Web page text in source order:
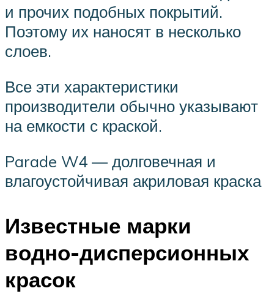
и прочих подобных покрытий.
Поэтому их наносят в несколько
слоев.
Все эти характеристики
производители обычно указывают
на емкости с краской.
Parade W4 — долговечная и
влагоустойчивая акриловая краска
Известные марки
водно-дисперсионных
красок